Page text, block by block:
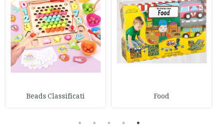
Food
Beads Classificati
1
2
3
4
5